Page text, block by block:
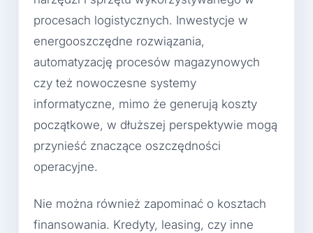
procesach logistycznych. Inwestycje w
energooszczędne rozwiązania,
automatyzację procesów magazynowych
czy też nowoczesne systemy
informatyczne, mimo że generują koszty
początkowe, w dłuższej perspektywie mogą
przynieść znaczące oszczędności
operacyjne.
Nie można również zapominać o kosztach
finansowania. Kredyty, leasing, czy inne